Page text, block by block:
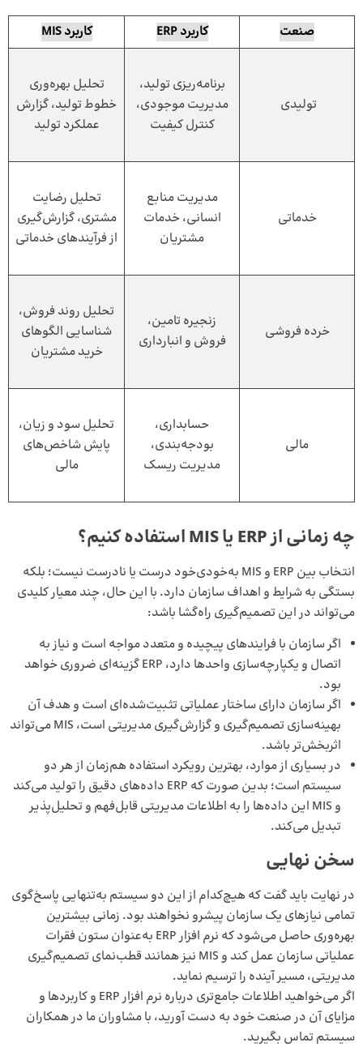
صنعت کاربرد ERP کاربرد MIS
تولیدی
برنامه‌ریزی تولید،
مدیریت موجودی،
کنترل کیفیت
تحلیل بهره‌وری
خطوط تولید، گزارش
عملکرد تولید
خدماتی
مدیریت منابع
انسانی، خدمات
مشتریان
تحلیل رضایت
مشتری، گزارش‌گیری
از فرآیندهای خدماتی
خرده فروشی
زنجیره تامین،
فروش و انبارداری
تحلیل روند فروش،
شناسایی الگوهای
خرید مشتریان
مالی
حسابداری،
بودجه‌بندی،
مدیریت ریسک
تحلیل سود و زیان،
پایش شاخص‌های
مالی
چه زمانی از ERP یا MIS استفاده کنیم؟
انتخاب بین ERP و MIS به‌خودی‌خود درست یا نادرست نیست؛ بلکه
بستگی به شرایط و اهداف سازمان دارد. با این حال، چند معیار کلیدی
می‌تواند در این تصمیم‌گیری راه‌گشا باشد:
اگر سازمان با فرایندهای پیچیده و متعدد مواجه است و نیاز به
اتصال و یکپارچه‌سازی واحدها دارد، ERP گزینه‌ای ضروری خواهد
بود.
اگر سازمان دارای ساختار عملیاتی تثبیت‌شده‌ای است و هدف آن
بهینه‌سازی تصمیم‌گیری و گزارش‌گیری مدیریتی است، MIS می‌تواند
اثربخش‌تر باشد.
در بسیاری از موارد، بهترین رویکرد استفاده هم‌زمان از هر دو
سیستم است؛ بدین صورت که ERP داده‌های دقیق را تولید می‌کند
و MIS این داده‌ها را به اطلاعات مدیریتی قابل‌فهم و تحلیل‌پذیر
تبدیل می‌کند.
سخن نهایی
در نهایت باید گفت که هیچ‌کدام از این دو سیستم به‌تنهایی پاسخ‌گوی
تمامی نیازهای یک سازمان پیشرو نخواهند بود. زمانی بیشترین
بهره‌وری حاصل می‌شود که نرم افزار ERP به‌عنوان ستون فقرات
عملیاتی سازمان عمل کند و MIS نیز همانند قطب‌نمای تصمیم‌گیری
مدیریتی، مسیر آینده را ترسیم نماید.
اگر می‌خواهید اطلاعات جامع‌تری درباره نرم افزار ERP و کاربردها و
مزایای آن در صنعت خود به دست آورید، با مشاوران ما در همکاران
سیستم تماس بگیرید.